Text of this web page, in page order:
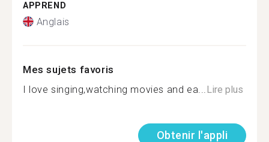
APPREND
Anglais
Mes sujets favoris
I love singing,watching movies and ea... Lire plus
Obtenir l'appli